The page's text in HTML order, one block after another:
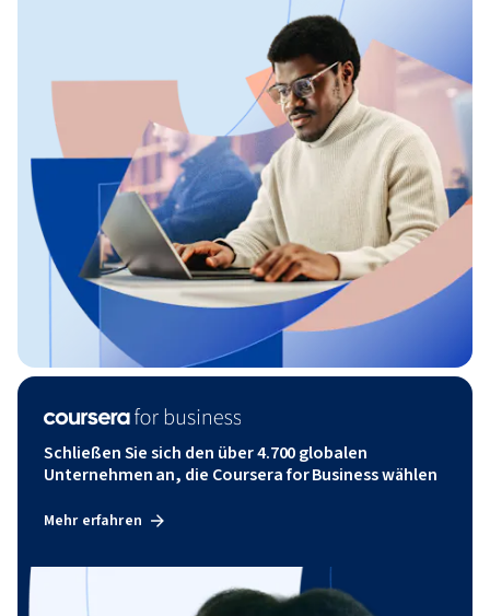
Schließen Sie sich den über 4.700 globalen
Unternehmen an, die Coursera for Business wählen
Mehr erfahren